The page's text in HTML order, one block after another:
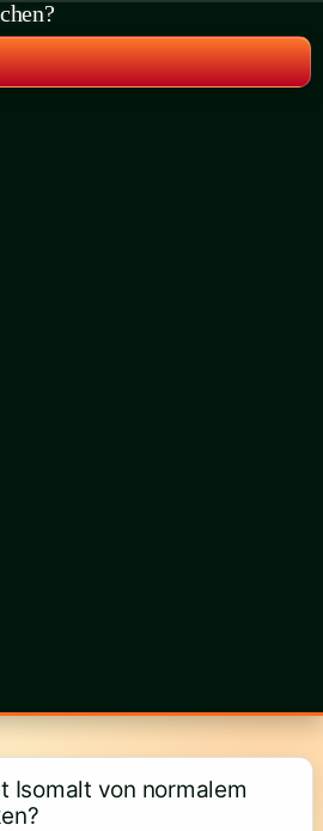
Isomalt von normalem